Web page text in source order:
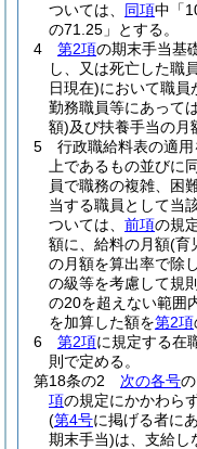
ついては、 同項中「
の71.25」とする。
4
第2項の期末手当基
し、又は死亡した職
日現在)において職員
勤務職員等にあって
額)及び扶養手当の月
5
行政職給料表の適
上であるもの並びに
員で職務の複雑、困
当する職員として当
ついては、 前項の規
額に、給料の月額(育
の月額を算出率で除
の級等を考慮して規
の20を超えない範囲
を加算した額を第2項
6
第2項に規定する在
則で定める。
第18条の2
次の各号
項の規定にかかわらず
(第4号に掲げる者に
期末手当)は、支給し